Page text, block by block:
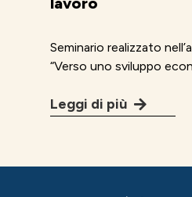
Seminario realizzato
“Verso uno sviluppo
Leggi di più